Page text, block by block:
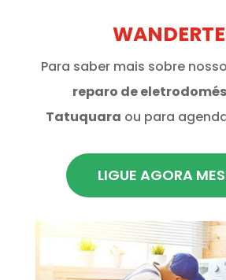
Para saber mais sobre
reparo de
Tatuquara ou para
LIGUE AGORA